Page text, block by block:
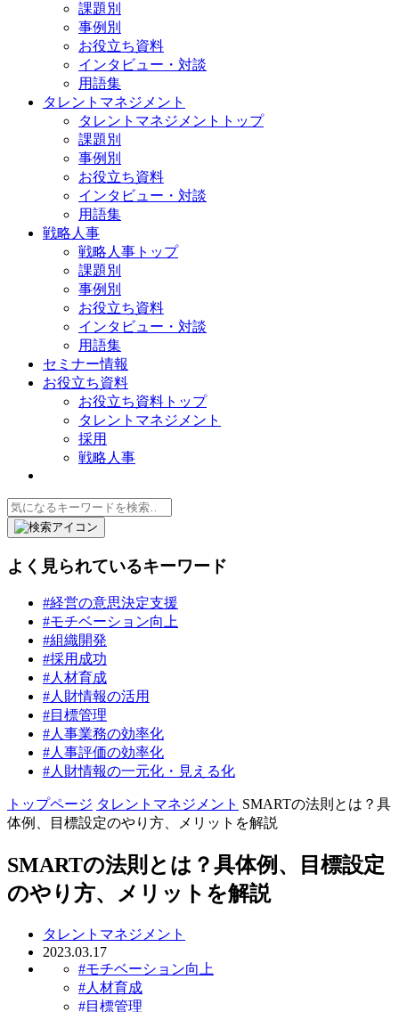
課題別
事例別
お役立ち資料
インタビュー・対談
用語集
タレントマネジメント
タレントマネジメントトップ
課題別
事例別
お役立ち資料
インタビュー・対談
用語集
戦略人事
戦略人事トップ
課題別
事例別
お役立ち資料
インタビュー・対談
用語集
セミナー情報
お役立ち資料
お役立ち資料トップ
タレントマネジメント
採用
戦略人事
よく見られているキーワード
#経営の意思決定支援
#モチベーション向上
#組織開発
#採用成功
#人材育成
#人財情報の活用
#目標管理
#人事業務の効率化
#人事評価の効率化
#人財情報の一元化・見える化
トップページ タレントマネジメント SMARTの法則とは？具
体例、目標設定のやり方、メリットを解説
SMARTの法則とは？具体例、目標設定
のやり方、メリットを解説
タレントマネジメント
2023.03.17
#モチベーション向上
#人材育成
#目標管理